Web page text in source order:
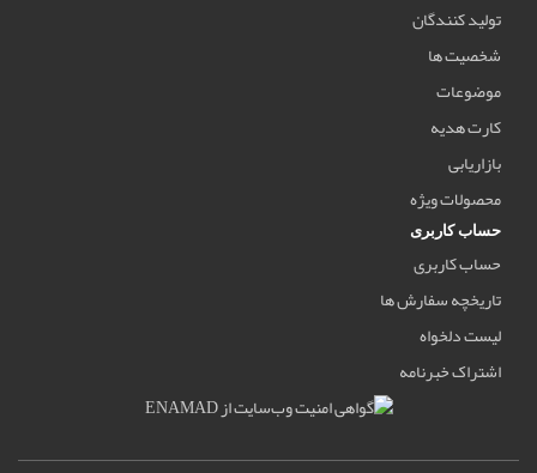
تولید کنندگان
شخصیت ها
موضوعات
کارت هدیه
بازاریابی
محصولات ویژه
حساب کاربری
حساب کاربری
تاریخچه سفارش ها
لیست دلخواه
اشتراک خبرنامه